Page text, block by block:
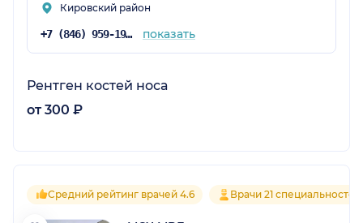
Кировский район
+7 (846) 959-19-10 показать
Рентген костей носа
от 300 ₽
Средний рейтинг врачей 4.6 Врачи 21 специальностей